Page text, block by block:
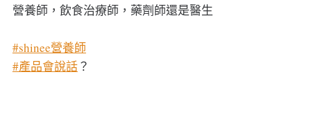
營養師，飲食治療師，藥劑師還是醫生
#shinee營養師
#產品會說話？